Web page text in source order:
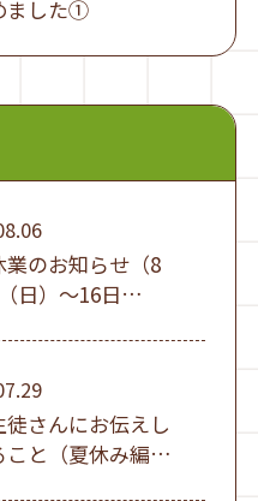
ました①
業のお知らせ（8
日）～16日
徒さんにお伝えし
こと（夏休み編